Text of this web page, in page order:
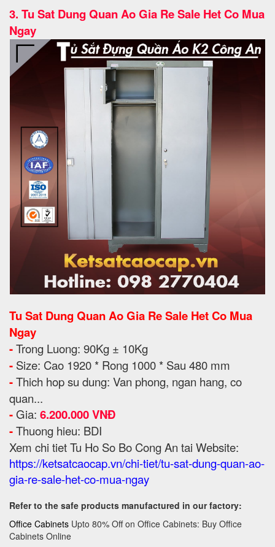
3. Tu Sat Dung Quan Ao Gia Re Sale Het Co Mua
Ngay
Tu Sat Dung Quan Ao Gia Re Sale Het Co Mua
Ngay
-Trong Luong: 90Kg ± 10Kg
- Size: Cao 1920 * Rong 1000 * Sau 480 mm
-Thich hop su dung: Van phong, ngan hang, co
quan...
- Gia: 6.200.000 VNĐ
-Thuong hieu: BDI
Xem chi tiet Tu Ho So Bo Cong An tai Website:
https://ketsatcaocap.vn/chi-tiet/tu-sat-dung-quan-ao-
gia-re-sale-het-co-mua-ngay
Refer to the safe products manufactured in our factory:
Office Cabinets Upto 80% Off on Office Cabinets: Buy Office
Cabinets Online